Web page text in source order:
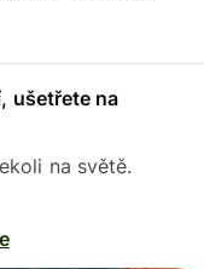
ušetřete na
na světě.